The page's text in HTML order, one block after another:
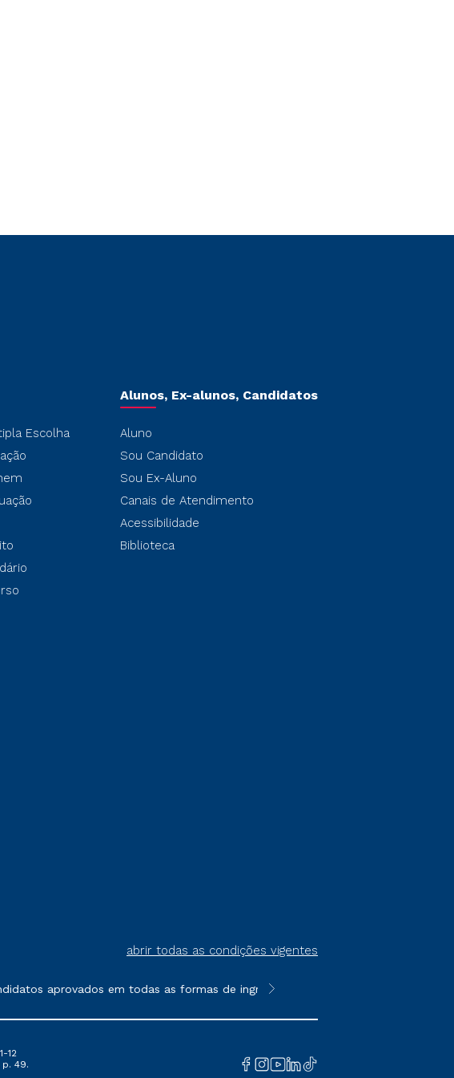
Escolha
Alunos, Ex-alunos, Candidatos
Aluno
Sou Candidato
Sou Ex-Aluno
Canais de Atendimento
Acessibilidade
Biblioteca
abrir todas as condições vigentes
aprovados em todas as formas de ingresso, exceto na prova on-line ou
**Semipresencial é um formato do
12
p. 49.